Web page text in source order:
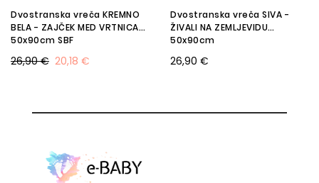
Dvostranska vreča KREMNO
BELA - ZAJČEK MED VRTNICAMI
50x90cm SBF
20,18 €
26,90 €
Dvostranska vreča SIVA -
ŽIVALI NA ZEMLJEVIDU
50x90cm
26,90 €